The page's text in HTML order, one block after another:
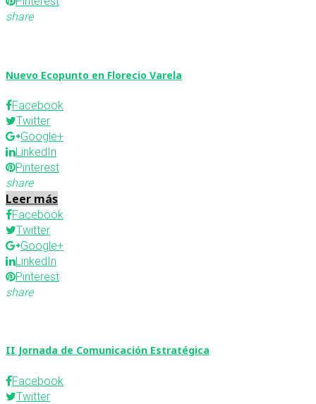
share
Nuevo Ecopunto en Florecio Varela
Facebook
Twitter
Google+
LinkedIn
Pinterest
share
Leer más
Facebook
Twitter
Google+
LinkedIn
Pinterest
share
II Jornada de Comunicación Estratégica
Facebook
Twitter